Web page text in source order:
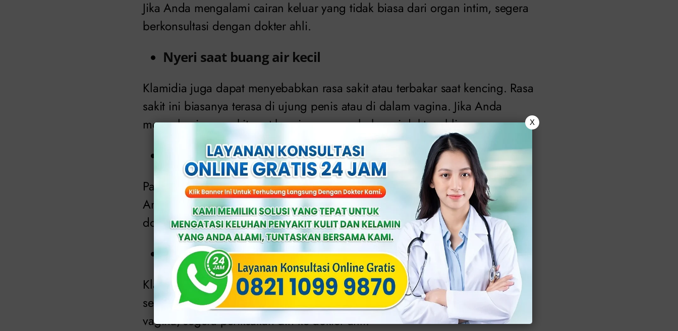
Jika Anda mengalami cairan keluar yang tidak biasa dari organ intim, segera
berkonsultasi dengan dokter ahli.
Nyeri saat buang air kecil
Klamidia juga dapat menyebabkan rasa sakit atau terbakar saat kencing. Rasa
sakit ini biasanya terasa di ujung penis atau di dalam vagina. Jika Anda
mengalami rasa sakit saat kencing, segera hubungi dokter ahli.
Nyeri atau bengkak pada testis
Pada pria, klamidia dapat menyebabkan nyeri atau bengkak pada testis. Jika
Anda mengalami nyeri atau bengkak pada testis, segera periksakan diri ke
dokter ahli.
Sakit atau pendarahan pada vagina
Klamidia dapat menyebabkan sakit atau pendarahan pada vagina, terutama
setelah hubungan seksual. Jika Anda mengalami sakit atau pendarahan pada
vagina, segera periksakan diri ke dokter ahli.
X